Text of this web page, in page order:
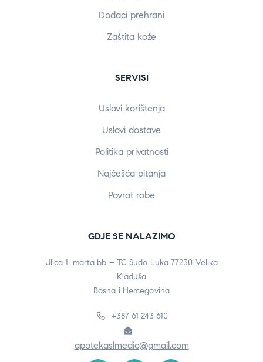
Dodaci prehrani
Zaštita kože
SERVISI
Uslovi korištenja
Uslovi dostave
Politika privatnosti
Najčešća pitanja
Povrat robe
GDJE SE NALAZIMO
Ulica 1. marta bb – TC Sudo Luka 77230 Velika
Kladuša
Bosna i Hercegovina
+387 61 243 610
apotekaslmedic@gmail.com